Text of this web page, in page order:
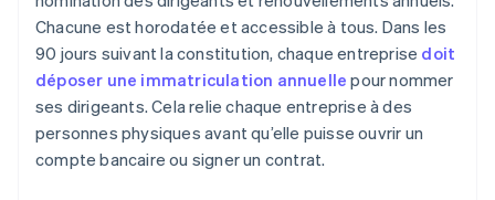
Une année gratuite d’utilisation de Stripe Payments,
plus 50 000 dollars de crédits et de remises chez
nos partenaires
Chacune est horodatée et accessible à tous. Dans les
90 jours suivant la constitution, chaque entreprise doit
déposer une immatriculation annuelle pour nommer
ses dirigeants. Cela relie chaque entreprise à des
personnes physiques avant qu’elle puisse ouvrir un
compte bancaire ou signer un contrat.